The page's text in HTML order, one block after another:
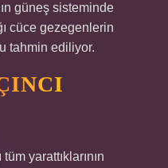
güneş sisteminde
cüce gezegenlerin
tahmin ediliyor.
yarattıklarının